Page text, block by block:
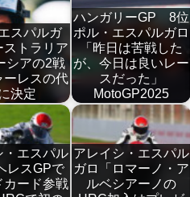
スパルガ
トラリア
シアの2戦
ーレスの代
決定
ハンガリーGP 8位
ポル・エスパルガロ
「昨日は苦戦した
が、今日は良いレー
スだった」
MotoGP2025
・エスパル
レスGPで
カード参戦
アレイシ・エスパル
ガロ「ロマーノ・ア
ルベシアーノの